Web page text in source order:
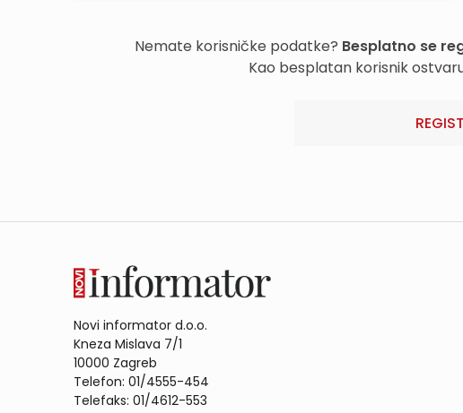
Nemate korisničke podatke? Besplatno se
Kao besplatan korisnik
Novi informator d.o.o.
Kneza Mislava 7/1
10000 Zagreb
Telefon: 01/4555-454
Telefaks: 01/4612-553